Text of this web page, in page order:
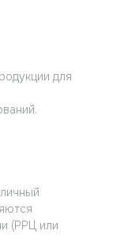
для
(РРЦ или